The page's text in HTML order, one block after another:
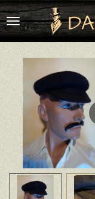
Passer
au
contenu